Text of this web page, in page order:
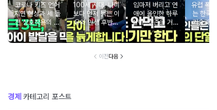
코로나 키즈 언어
지연 현상과 세 돌
전 상호작용의 중
요성
100세 시대, 나이
보다 먼저 늙는 이
유와 인생 후반전
을 바꾸는 시간의
비밀
입마저 버리고 연
애에 올인한 하루
살이, 생존을 거스
르는 기묘한 번식
전략
유럽 폭
는 한국
기술과
이전다음
경제 카테고리 포스트